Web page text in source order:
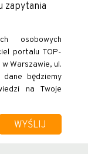
zapytania
osobowych
portalu TOP-
w Warszawie, ul.
będziemy
na Twoje